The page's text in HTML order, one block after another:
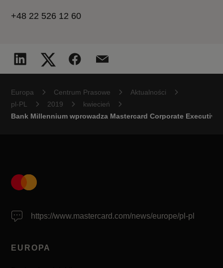
+48 22 526 12 60
Europa Centrum Prasowe
Aktualności
pl-PL
2019
kwiecień
Bank Millennium wprowadza Mastercard Corporate
https://www.mastercard.com/news/europe/pl-pl
EUROPA